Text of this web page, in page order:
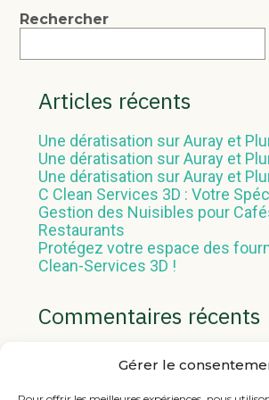
Gérer le
Blog
sidebar
Rechercher
Articles récents
Une dératisation sur Auray et
Une dératisation sur Auray et
Une dératisation sur Auray et
C Clean Services 3D : Votre
Gestion des Nuisibles pour
Restaurants
Protégez votre espace des
Clean-Services 3D !
Commentaires récents